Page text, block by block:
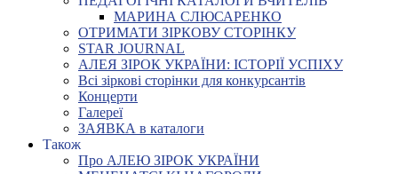
МАРИНА СЛЮСАРЕНКО
ОТРИМАТИ ЗІРКОВУ СТОРІНКУ
STAR JOURNAL
АЛЕЯ ЗІРОК УКРАЇНИ: ІСТОРІЇ УСПІХУ
Всі зіркові сторінки для конкурсантів
Концерти
Галереї
ЗАЯВКА в каталоги
Також
Про АЛЕЮ ЗІРОК УКРАЇНИ